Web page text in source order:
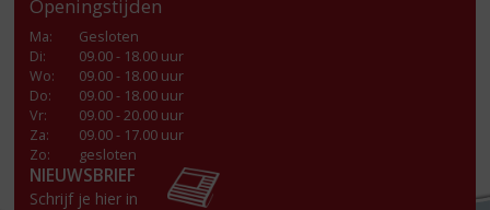
Openingstijden
Ma:
Gesloten
Di:
09.00 - 18.00 uur
Wo:
09.00 - 18.00 uur
Do:
09.00 - 18.00 uur
Vr:
09.00 - 20.00 uur
Za:
09.00 - 17.00 uur
Zo:
gesloten
NIEUWSBRIEF
Schrijf je hier in